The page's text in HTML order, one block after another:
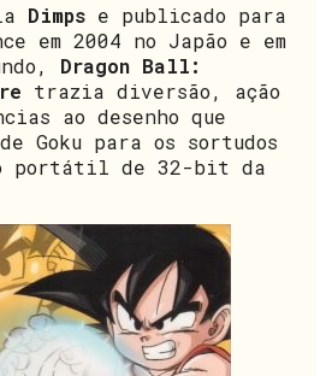
Dimps e publicado para
em 2004 no Japão e em
Dragon Ball:
trazia diversão, ação
ao desenho que
Goku para os sortudos
portátil de 32-bit da